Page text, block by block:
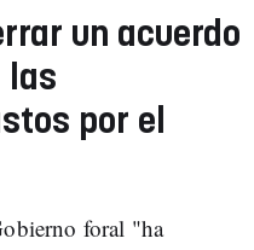
un acuerdo
las
por el
foral "ha